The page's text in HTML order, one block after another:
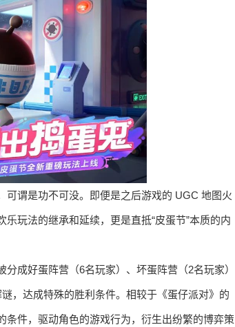
谓是功不可没。即便是之后游戏的 UGC 地图火
乐玩法的继承和延续，更是直抵“皮蛋节”本质的内
成好蛋阵营（6名玩家）、坏蛋阵营（2名玩家）
，达成特殊的胜利条件。相较于《蛋仔派对》的
件，驱动角色的游戏行为，衍生出纷繁的博弈策